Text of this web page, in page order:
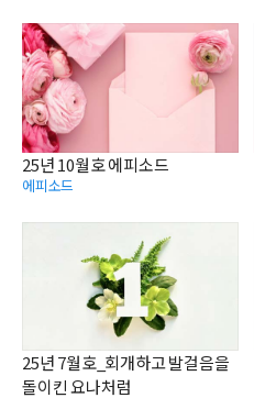
25년 10월호 에피소드
에피소드
25년 7월호_회개하고 발걸음을
돌이킨 요나처럼